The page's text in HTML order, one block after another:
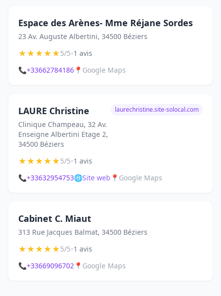
Espace des Arènes- Mme Réjane Sordes
23 Av. Auguste Albertini, 34500 Béziers
★★★★★5/5•1 avis
📞+33662784186 📍 Google Maps
LAURE Christine
Clinique Champeau, 32 Av.
Enseigne Albertini Etage 2,
34500 Béziers
laurechristine.site-solocal.com
★★★★★5/5•1 avis
📞+33632954753🌐Site web 📍 Google Maps
Cabinet C. Miaut
313 Rue Jacques Balmat, 34500 Béziers
★★★★★5/5•1 avis
📞+33669096702 📍 Google Maps